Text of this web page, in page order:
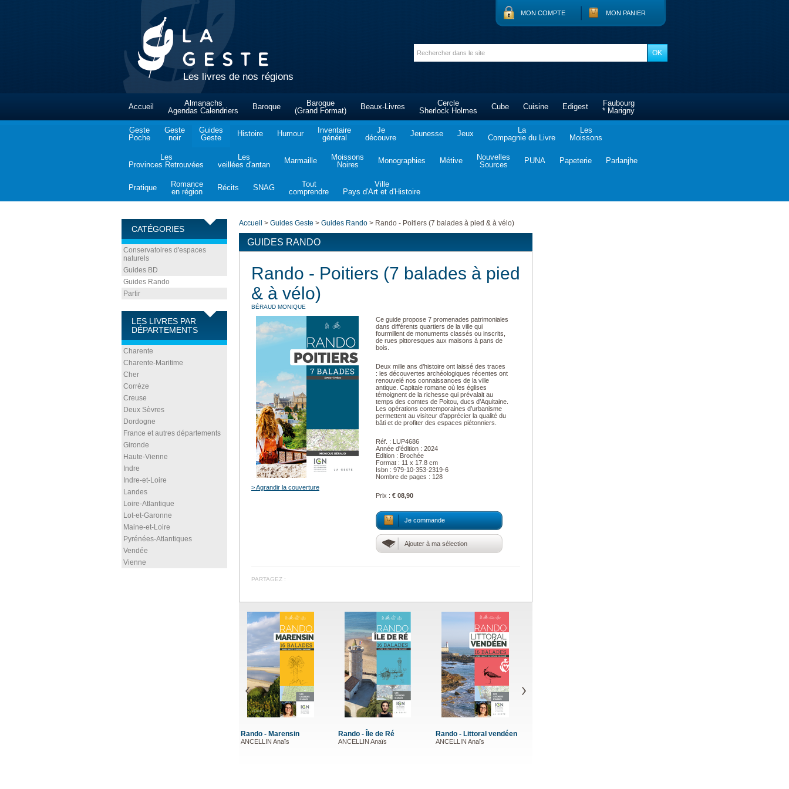
Les livres de nos régions
MON COMPTE MON PANIER
Accueil
Almanachs
Agendas Calendriers
Baroque
Baroque
(Grand Format)
Beaux-Livres
Cercle
Sherlock Holmes
Cube Cuisine Edigest
Faubourg
* Marigny
Geste
Poche
Geste
noir
Guides
Geste
Histoire Humour
Inventaire
général
Je
découvre
Jeunesse Jeux
La
Compagnie du Livre
Les
Moissons
Les
Provinces Retrouvées
Les
veillées d'antan
Marmaille
Moissons
Noires
Monographies Métive
Nouvelles
Sources
PUNA Papeterie Parlanjhe
Pratique
Romance
en région
Récits SNAG
Tout
comprendre
Ville
Pays d'Art et d'Histoire
CATÉGORIES
Conservatoires d'espaces
naturels
Guides BD
Guides Rando
Partir
LES LIVRES PAR
DÉPARTEMENTS
Charente
Charente-Maritime
Cher
Corrèze
Creuse
Deux Sèvres
Dordogne
France et autres départements
Gironde
Haute-Vienne
Indre
Indre-et-Loire
Landes
Loire-Atlantique
Lot-et-Garonne
Maine-et-Loire
Pyrénées-Atlantiques
Vendée
Vienne
Accueil > Guides Geste > Guides Rando > Rando - Poitiers (7 balades à pied & à vélo)
GUIDES RANDO
Rando - Poitiers (7 balades à pied
& à vélo)
BÉRAUD MONIQUE
> Agrandir la couverture
Ce guide propose 7 promenades patrimoniales
dans différents quartiers de la ville qui
fourmillent de monuments classés ou inscrits,
de rues pittoresques aux maisons à pans de
bois.
Deux mille ans d’histoire ont laissé des traces
: les découvertes archéologiques récentes ont
renouvelé nos connaissances de la ville
antique. Capitale romane où les églises
témoignent de la richesse qui prévalait au
temps des comtes de Poitou, ducs d’Aquitaine.
Les opérations contemporaines d’urbanisme
permettent au visiteur d’apprécier la qualité du
bâti et de profiter des espaces piétonniers.
Réf. : LUP4686
Année d'édition : 2024
Edition : Brochée
Format : 11 x 17.8 cm
Isbn : 979-10-353-2319-6
Nombre de pages : 128
Prix : € 08,90
Je commande
Ajouter à ma sélection
PARTAGEZ :
Rando - Île de Ré
ANCELLIN Anaïs
Rando - Littoral vendéen
ANCELLIN Anaïs
Rando - Brenne
ANCELLIN Anaïs
Rando - Marais poitevin